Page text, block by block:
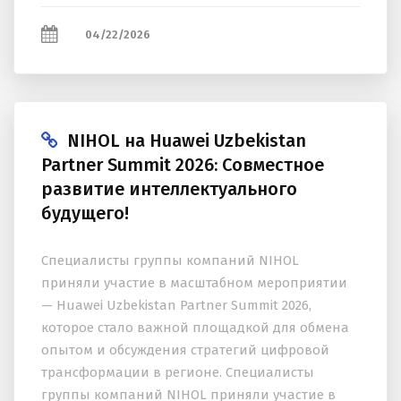
04/22/2026
NIHOL на Huawei Uzbekistan
Partner Summit 2026: Совместное
развитие интеллектуального
будущего!
Специалисты группы компаний NIHOL
приняли участие в масштабном мероприятии
— Huawei Uzbekistan Partner Summit 2026,
которое стало важной площадкой для обмена
опытом и обсуждения стратегий цифровой
трансформации в регионе. Специалисты
группы компаний NIHOL приняли участие в